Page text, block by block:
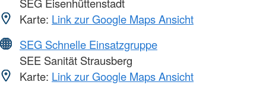
SEG Eisenhüttenstadt
Karte: Link zur Google Maps Ansicht
SEG Schnelle Einsatzgruppe
SEE Sanität Strausberg
Karte: Link zur Google Maps Ansicht